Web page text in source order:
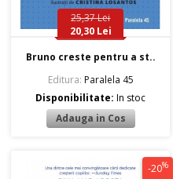
25,37 Lei
20,30 Lei
Bruno creste pentru a st..
Editura: Paralela 45
Disponibilitate:In stoc
-20%